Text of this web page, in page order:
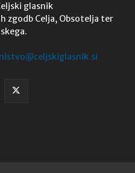
glasnik
zgodb Celja, Obsotelja ter